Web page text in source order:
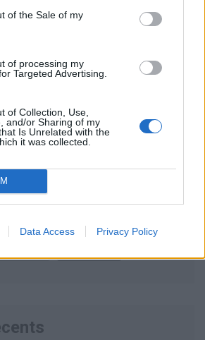
of the Sale of my
of processing my
Targeted Advertising.
of Collection, Use,
and/or Sharing of my
Is Unrelated with the
it was collected.
Data Access Privacy Policy
commentaire.